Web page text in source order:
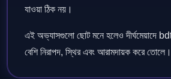
যাওয়া ঠিক নয়।
এই অভ্যাসগুলো ছোট মনে হলেও দীর্ঘমেয়াদে
বেশি নিরাপদ, স্থির এবং আরামদায়ক করে তোলে।